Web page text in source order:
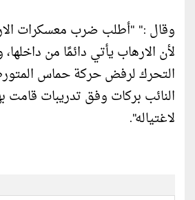
وقال :" "أطلب ضرب معسكرات
لأن الارهاب يأتي دائمًا من
التحرك لرفض حركة حماس
النائب بركات وفق تدريبات
لاغتياله".